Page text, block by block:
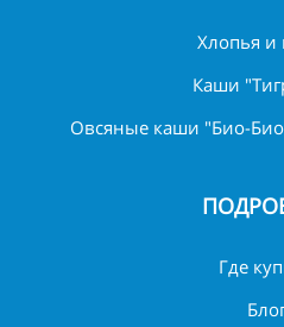
Хлопья и
Каши
Овсяные каши "Био-
Где